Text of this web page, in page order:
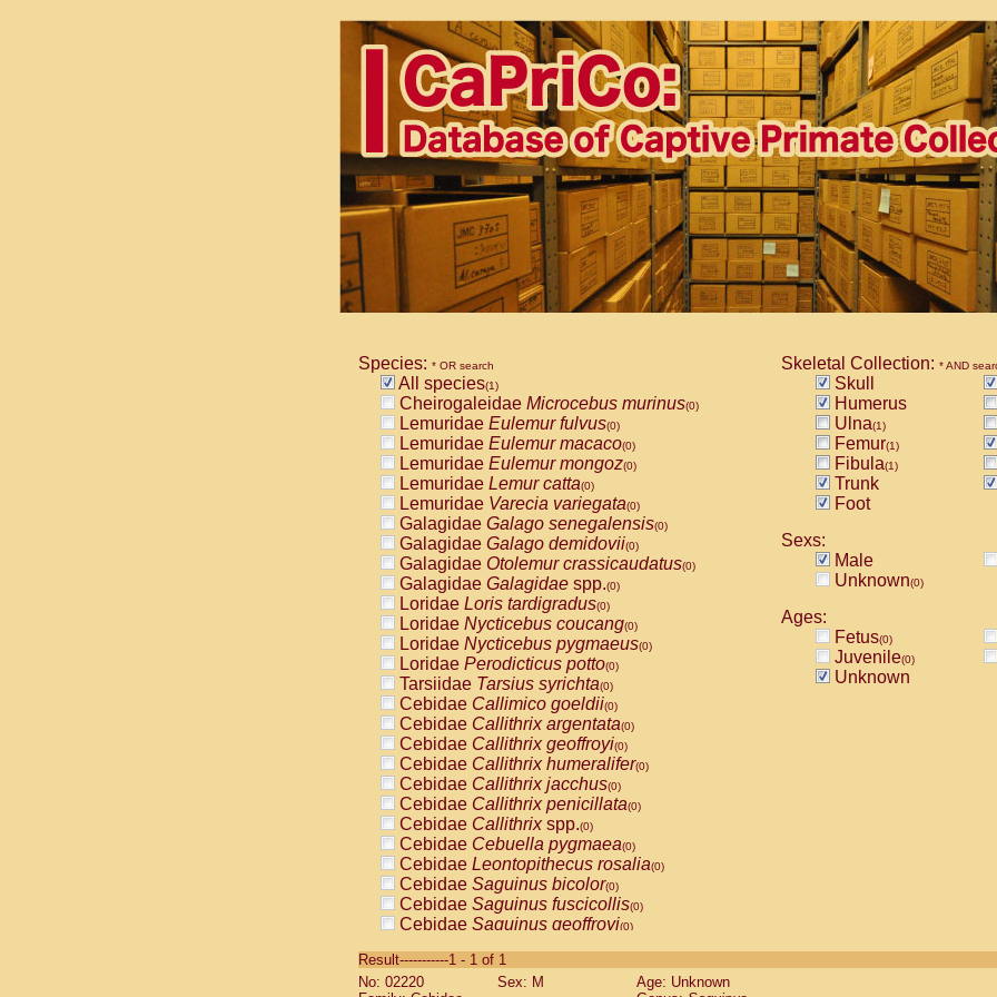
Species: * OR search
All species(1)
Cheirogaleidae Microcebus murinus(0)
Lemuridae Eulemur fulvus(0)
Lemuridae Eulemur macaco(0)
Lemuridae Eulemur mongoz(0)
Lemuridae Lemur catta(0)
Lemuridae Varecia variegata(0)
Galagidae Galago senegalensis(0)
Galagidae Galago demidovii(0)
Galagidae Otolemur crassicaudatus(0)
Galagidae Galagidae spp.(0)
Loridae Loris tardigradus(0)
Loridae Nycticebus coucang(0)
Loridae Nycticebus pygmaeus(0)
Loridae Perodicticus potto(0)
Tarsiidae Tarsius syrichta(0)
Cebidae Callimico goeldii(0)
Cebidae Callithrix argentata(0)
Cebidae Callithrix geoffroyi(0)
Cebidae Callithrix humeralifer(0)
Cebidae Callithrix jacchus(0)
Cebidae Callithrix penicillata(0)
Cebidae Callithrixspp.(0)
Cebidae Cebuella pygmaea(0)
Cebidae Leontopithecus rosalia(0)
Cebidae Saguinus bicolor(0)
Cebidae Saguinus fuscicollis(0)
Cebidae Saguinus geoffroyi(0)
CebidaeSaguinus labiatus(0)
Cebidae Saguinus leucopus (0)
Skeletal Collection: * AND
Skull
Humerus
Ulna(1)
Femur(1)
Fibula(1)
Trunk
Foot
Sexs:
Male
Unknown(0)
Ages:
Fetus(0)
Juvenile(0)
Unknown
Result-----------1 - 1 of 1
No: 02220
Sex: M
Age: Unknown